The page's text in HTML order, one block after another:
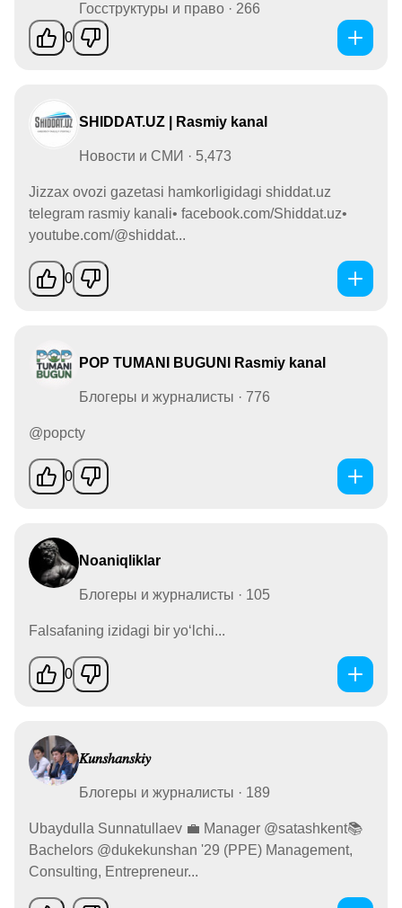
Госструктуры и право · 266
0
SHIDDAT.UZ | Rasmiy kanal
Новости и СМИ · 5,473
Jizzax ovozi gazetasi hamkorligidagi shiddat.uz
telegram rasmiy kanali• facebook.com/Shiddat.uz•
youtube.com/@shiddat...
0
POP TUMANI BUGUNl Rasmiy kanal
Блогеры и журналисты · 776
@popcty
0
Noaniqliklar
Блогеры и журналисты · 105
Falsafaning izidagi bir yoʻlchi...
0
𝐾𝑢𝑛𝑠ℎ𝑎𝑛𝑠𝑘𝑖𝑦
Блогеры и журналисты · 189
Ubaydulla Sunnatullaev 💼 Manager @satashkent📚
Bachelors @dukekunshan '29 (PPE) Management,
Consulting, Entrepreneur...